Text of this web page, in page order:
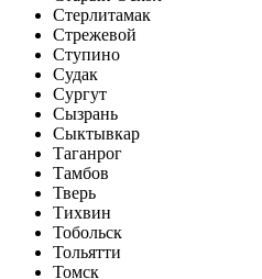
Стерлитамак
Стрежевой
Ступино
Судак
Сургут
Сызрань
Сыктывкар
Таганрог
Тамбов
Тверь
Тихвин
Тобольск
Тольятти
Томск